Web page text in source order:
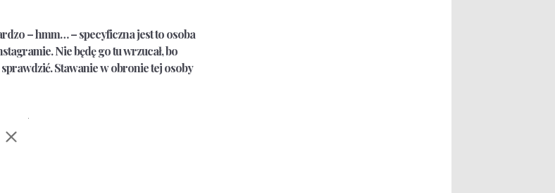
– hmm… – specyficzna jest to osoba
Nie będę go tu wrzucał, bo
Stawanie w obronie tej osoby